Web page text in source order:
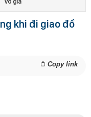
khi đi giao đồ
Copy link